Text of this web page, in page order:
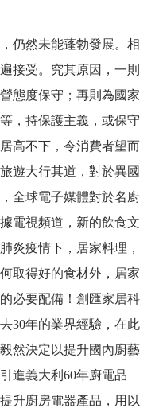
仍然未能蓬勃發展。相
接受。究其原因，一則
態度保守；再則為國家
，持保護主義，或保守
高不下，令消費者望而
遊大行其道，對於異國
全球電子媒體對於名廚
電視頻道，新的飲食文
炎疫情下，居家料理，
取得好的食材外，居家
必要配備！創匯家居科
30年的業界經驗，在此
然決定以提升國內廚藝
進義大利60年廚電品
升廚房電器產品，用以